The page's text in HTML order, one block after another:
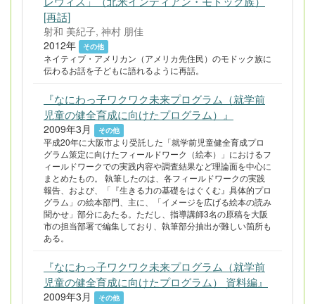
[再話]
射和 美紀子, 神村 朋佳
2012年
その他
ネイティブ・アメリカン（アメリカ先住民）のモドック族に
伝わるお話を子どもに語れるように再話。
『なにわっ子ワクワク未来プログラム（就学前
児童の健全育成に向けたプログラム）』
2009年3月 その他
平成20年に大阪市より受託した「就学前児童健全育成プロ
グラム策定に向けたフィールドワーク（絵本）」におけるフ
ィールドワークでの実践内容や調査結果など理論面を中心に
まとめたもの。 執筆したのは、各フィールドワークの実践
報告、および、「『生きる力の基礎をはぐくむ』具体的プロ
グラム」の絵本部門、主に、「イメージを広げる絵本の読み
聞かせ」部分にあたる。ただし、指導講師3名の原稿を大阪
市の担当部署で編集しており、執筆部分抽出が難しい箇所も
ある。
『なにわっ子ワクワク未来プログラム（就学前
児童の健全育成に向けたプログラム） 資料編』
2009年3月 その他